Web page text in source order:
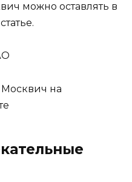
можно оставлять в
на